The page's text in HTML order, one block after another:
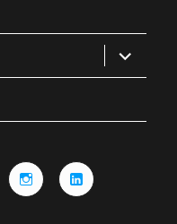
ouvrir
le
sous-